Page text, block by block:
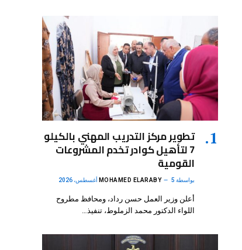
تطوير مركز التدريب المهني بالكيلو
7 لتأهيل كوادر تخدم المشروعات
القومية
بواسطة MOHAMED ELARABY 5 أغسطس، 2026
أعلن وزير العمل حسن رداد، ومحافظ مطروح
اللواء الدكتور محمد الزملوط، تنفيذ…